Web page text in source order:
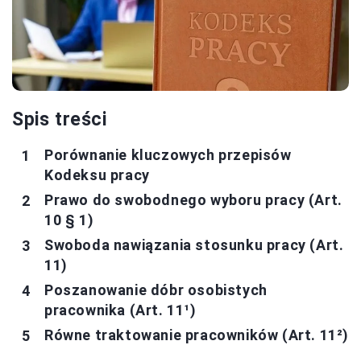
Spis treści
Porównanie kluczowych przepisów
Kodeksu pracy
Prawo do swobodnego wyboru pracy (Art.
10 § 1)
Swoboda nawiązania stosunku pracy (Art.
11)
Poszanowanie dóbr osobistych
pracownika (Art. 11¹)
Równe traktowanie pracowników (Art. 11²)